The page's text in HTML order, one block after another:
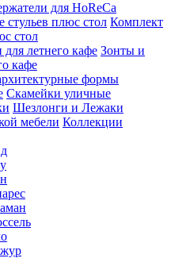
для HoReCa
Комплект
стол
Зонты и
кафе
формы
Скамейки уличные
Шезлонги и Лежаки
Коллекции